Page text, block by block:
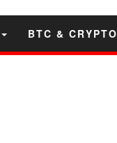
BTC & CRYPTO